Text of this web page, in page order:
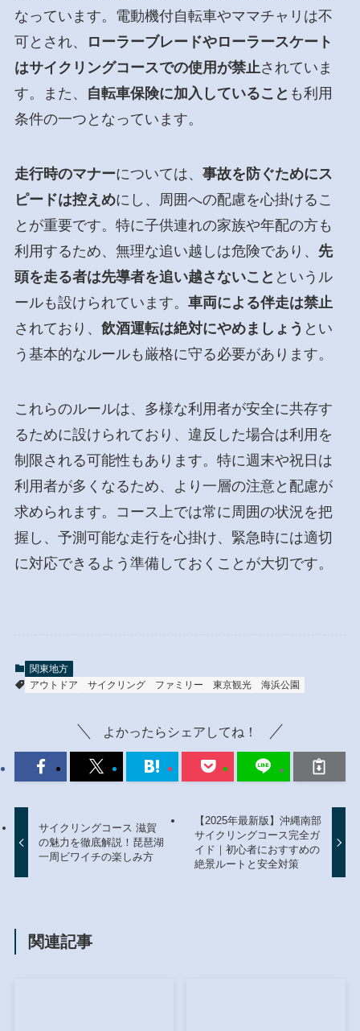
なっています。電動機付自転車やママチャリは不
可とされ、
ローラーブレードやローラースケート
はサイクリングコースでの使用が禁止されていま
す。また、
自転車保険に加入していること も利用
条件の一つとなっています。
走行時のマナーについては、 事故を防ぐためにス
ピードは控えめにし、周囲への配慮を心掛けるこ
とが重要です。特に子供連れの家族や年配の方も
利用するため、無理な追い越しは危険であり、 先
頭を走る者は先導者を追い越さないこと というル
ールも設けられています。 車両による伴走は禁止
されており、 飲酒運転は絶対にやめましょう とい
う基本的なルールも厳格に守る必要があります。
これらのルールは、多様な利用者が安全に共存す
るために設けられており、違反した場合は利用を
制限される可能性もあります。特に週末や祝日は
利用者が多くなるため、より一層の注意と配慮が
求められます。コース上では常に周囲の状況を把
握し、予測可能な走行を心掛け、緊急時には適切
に対応できるよう準備しておくことが大切です。
関東地方
アウトドア
サイクリング ファミリー 東京観光 海浜公園
よかったらシェアしてね！
サイクリングコース 滋賀
の魅力を徹底解説！琵琶湖
一周ビワイチの楽しみ方
【2025年最新版】沖縄南部
サイクリングコース完全ガ
イド｜初心者におすすめの
絶景ルートと安全対策
関連記事